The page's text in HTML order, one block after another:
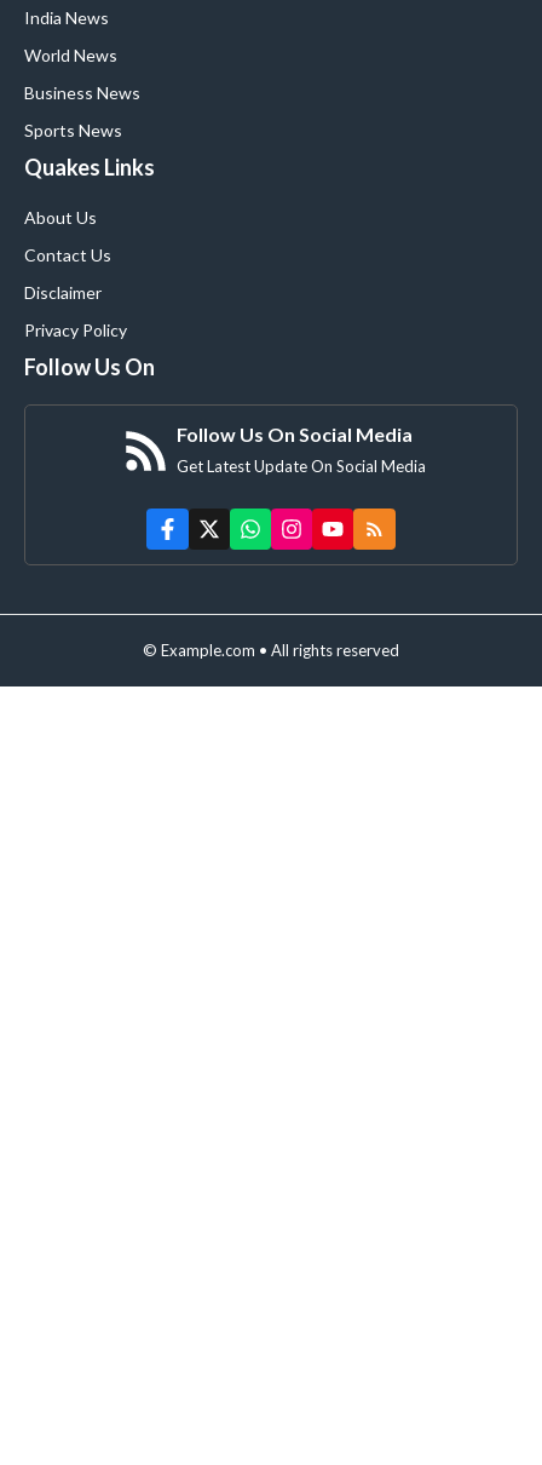
India News
World News
Business News
Sports News
Quakes Links
About Us
Contact Us
Disclaimer
Privacy Policy
Follow Us On
Follow Us On Social Media
Get Latest Update On Social Media
© Example.com • All rights reserved